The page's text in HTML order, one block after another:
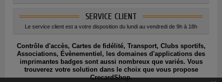
SERVICE CLIENT
Le service client est a votre disposition du lundi au vendredi de 9h à 18h
Contrôle d'accès, Cartes de fidélité, Transport, Clubs sportifs,
Associations, Évènementiel, les domaines d'applications des
imprimantes badges sont aussi nombreux que variés. Vous
trouverez votre solution dans le choix que vous propose
CrecardShop.